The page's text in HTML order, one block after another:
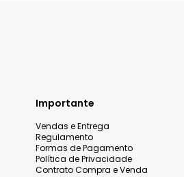
Importante
Vendas e Entrega
Regulamento
Formas de Pagamento
Política de Privacidade
Contrato Compra e Venda